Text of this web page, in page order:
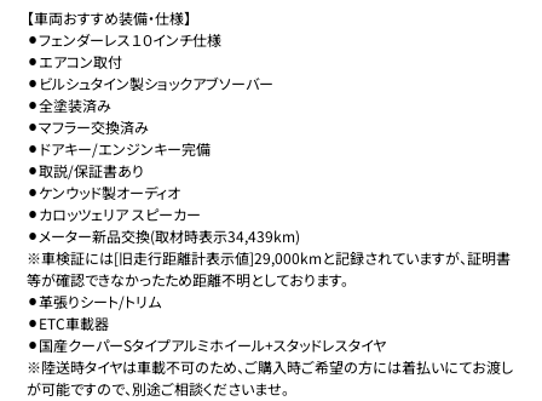
【車両おすすめ装備・仕様】
⚫︎フェンダーレス１０インチ仕様
⚫︎エアコン取付
⚫︎ビルシュタイン製ショックアブソーバー
⚫︎全塗装済み
⚫︎マフラー交換済み
⚫︎ドアキー/エンジンキー完備
⚫︎取説/保証書あり
⚫︎ケンウッド製オーディオ
⚫︎カロッツェリア スピーカー
⚫︎メーター新品交換(取材時表示34,439km)
※車検証には[旧走行距離計表示値]29,000kmと記録されていますが、証明書
等が確認できなかったため距離不明としております。
⚫︎革張りシート/トリム
⚫︎ETC車載器
⚫︎国産クーパーSタイプアルミホイール+スタッドレスタイヤ
※陸送時タイヤは車載不可のため、ご購入時ご希望の方には着払いにてお渡し
が可能ですので、別途ご相談くださいませ。